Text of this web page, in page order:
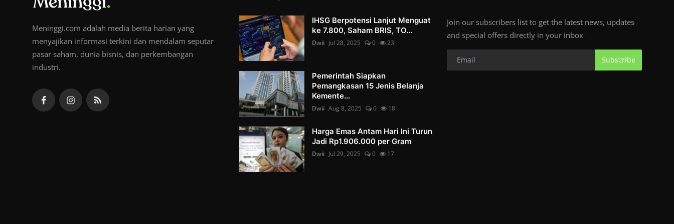
Meninggi.com adalah media berita harian yang
menyajikan informasi terkini dan mendalam seputar
pasar saham, dunia bisnis, dan perkembangan
industri.
IHSG Berpotensi Lanjut Menguat
ke 7.800, Saham BRIS, TO...
Dwii Jul 28, 2025 0 23
Pemerintah Siapkan
Pemangkasan 15 Jenis Belanja
Kemente...
Dwii Aug 8, 2025 0 18
Harga Emas Antam Hari Ini Turun
Jadi Rp1.906.000 per Gram
Dwii Jul 29, 2025 0 17
Join our subscribers list to get the latest news, updates
and special offers directly in your inbox
Subscribe